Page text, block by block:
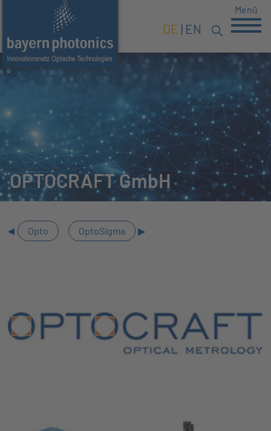
DE EN
Menü
OPTOCRAFT GmbH
Opto OptoSigma